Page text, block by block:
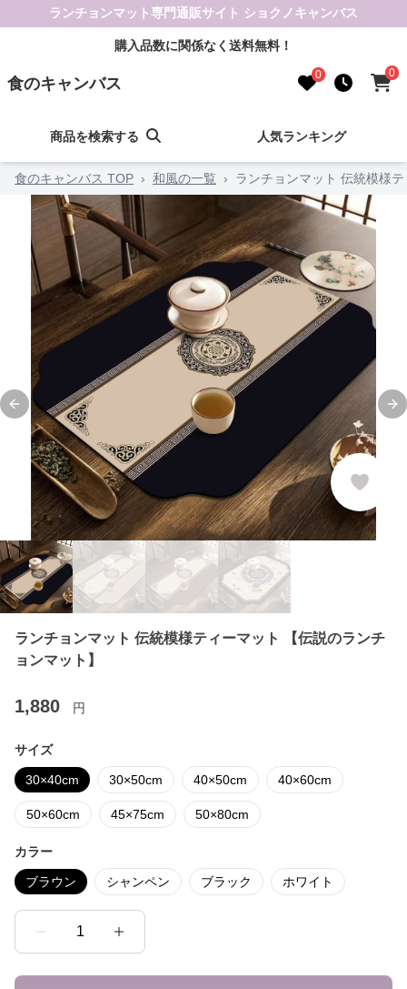
ランチョンマット専門通販サイト ショクノキャンバス
購入品数に関係なく送料無料！
食のキャンバス 0 0
商品を検索する 人気ランキング
食のキャンバス TOP › 和風の一覧 › ランチョンマット 伝統模様
Previous slide
ランチョンマット 伝統模様ティーマット 【伝説のランチ
ョンマット】
1,880 円
サイズ
30×40cm 30×50cm 40×50cm 40×60cm
50×60cm 45×75cm 50×80cm
カラー
ブラウン シャンペン ブラック ホワイト
1